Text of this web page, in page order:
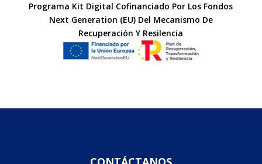
Programa Kit Digital Cofinanciado Por Los Fondos
Next Generation (EU) Del Mecanismo De
Recuperación Y Resilencia